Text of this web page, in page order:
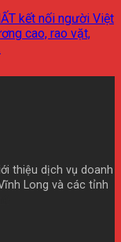
kết nối người Việt
cao, rao vặt,
thiệu dịch vụ doanh
Long và các tỉnh